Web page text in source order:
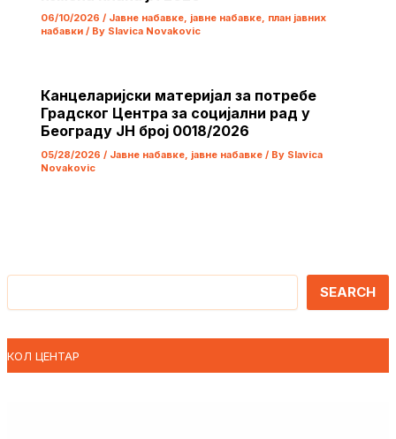
06/10/2026 / Јавне набавке, јавне набавке, план јавних
набавки/ By Slavica Novakovic
Канцеларијски материјал за потребе
Градског Центра за социјални рад у
Београду ЈН број 0018/2026
05/28/2026 / Јавне набавке, јавне набавке/ By Slavica
Novakovic
Претрага
SEARCH
КОЛ ЦЕНТАР